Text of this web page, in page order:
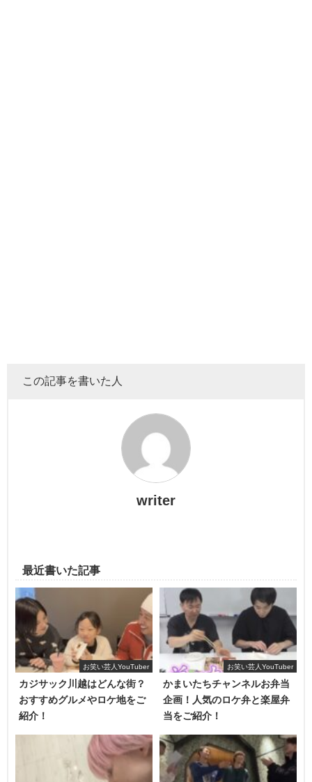
「小腹が減った。」と言って外出した濱家さん。
協力してもらって実行することに！
さてさてどんなことが起きるのやら……。
食事から帰ってきた濱家さんが席に着いてから、ドッキリ
決行です＼(^o^)／
この記事を書いた人
writer
最近書いた記事
お笑い芸人YouTuber
カジサック川越はどんな街？
おすすめグルメやロケ地をご
紹介！
お笑い芸人YouTuber
かまいたちチャンネルお弁当
企画！人気のロケ弁と楽屋弁
当をご紹介！